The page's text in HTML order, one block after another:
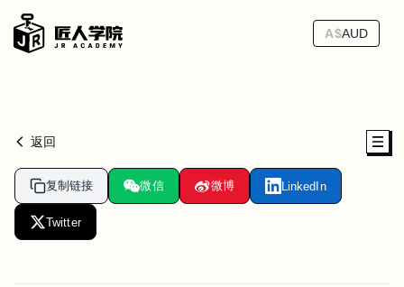
A$AUD
返回
复制链接 微信 微博 LinkedIn
Twitter